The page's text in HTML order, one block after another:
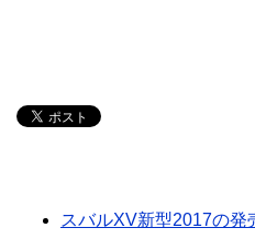
スバルXV新型2017の